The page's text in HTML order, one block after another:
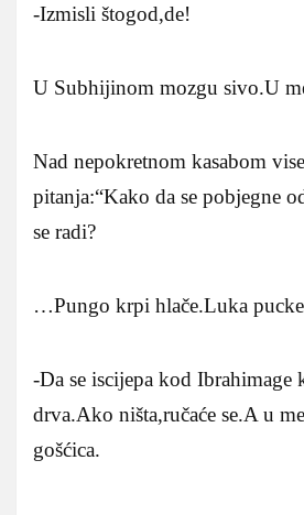
-Izmisli štogod,de!
U Subhijinom mozgu sivo.U
Nad nepokretnom kasabom
pitanja:“Kako da se pobjegne
se radi?
…Pungo krpi hlače.Luka
-Da se iscijepa kod Ibrahimage
drva.Ako ništa,ručaće se.A u
gošćica.